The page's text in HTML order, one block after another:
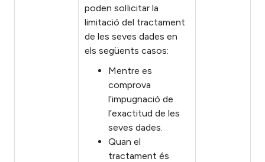
poden sol·licitar la
limitació del tractament
de les seves dades en
els següents casos:
Mentre es
comprova
l’impugnació de
l’exactitud de les
seves dades.
Quan el
tractament és